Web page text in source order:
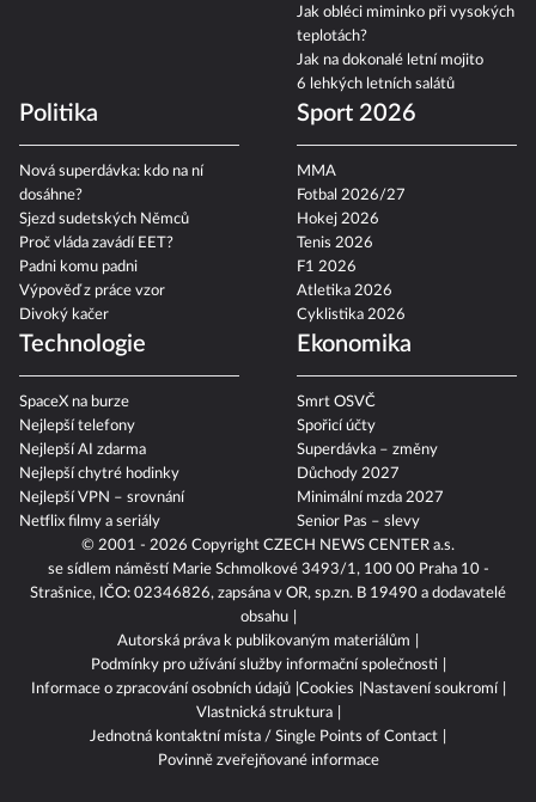
Jak obléci miminko při vysokých
teplotách?
Jak na dokonalé letní mojito
6 lehkých letních salátů
Politika
Nová superdávka: kdo na ní
dosáhne?
Sjezd sudetských Němců
Proč vláda zavádí EET?
Padni komu padni
Výpověď z práce vzor
Divoký kačer
Sport 2026
MMA
Fotbal 2026/27
Hokej 2026
Tenis 2026
F1 2026
Atletika 2026
Cyklistika 2026
Technologie
SpaceX na burze
Nejlepší telefony
Nejlepší AI zdarma
Nejlepší chytré hodinky
Nejlepší VPN – srovnání
Netflix filmy a seriály
Ekonomika
Smrt OSVČ
Spořicí účty
Superdávka – změny
Důchody 2027
Minimální mzda 2027
Senior Pas – slevy
© 2001 - 2026 Copyright CZECH NEWS CENTER a.s.
se sídlem náměstí Marie Schmolkové 3493/1, 100 00 Praha 10 -
Strašnice, IČO: 02346826, zapsána v OR, sp.zn. B 19490 a dodavatelé
obsahu
Autorská práva k publikovaným materiálům
Podmínky pro užívání služby informační společnosti
Informace o zpracování osobních údajů Cookies
Nastavení soukromí
Vlastnická struktura
Jednotná kontaktní místa / Single Points of Contact
Povinně zveřejňované informace